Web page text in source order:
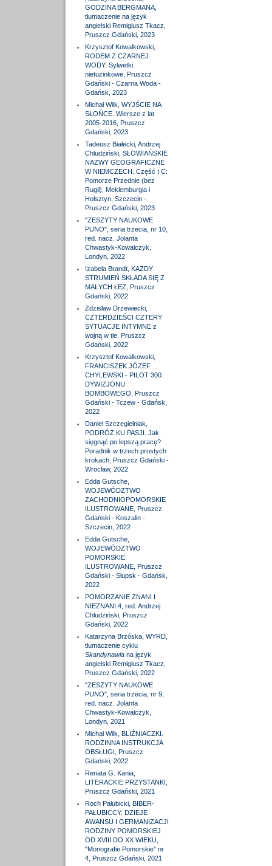
GODZINA BERGMANA,
tłumaczenie na język
angielski Remigiusz Tkacz,
Pruszcz Gdański, 2023
Krzysztof Kowalkowski,
RODEM Z CZARNEJ
WODY. Sylwetki
nietuzinkowe, Pruszcz
Gdański - Czarna Woda -
Gdańsk, 2023
Michał Wilk, WYJŚCIE NA
SŁOŃCE. Wiersze z lat
2005-2016, Pruszcz
Gdański, 2023
Tadeusz Białecki, Andrzej
Chludziński, SŁOWIAŃSKIE
NAZWY GEOGRAFICZNE
W NIEMCZECH. Część I C:
Pomorze Przednie (bez
Rugii), Meklemburgia i
Holsztyn, Szczecin -
Pruszcz Gdański, 2023
"ZESZYTY NAUKOWE
PUNO", seria trzecia, nr 10,
red. nacz. Jolanta
Chwastyk-Kowalczyk,
Londyn, 2022
Izabela Brandt, KAŻDY
STRUMIEŃ SKŁADA SIĘ Z
MAŁYCH ŁEZ, Pruszcz
Gdański, 2022
Zdzisław Drzewiecki,
CZTERDZIEŚCI CZTERY
SYTUACJE INTYMNE z
wojną w tle, Pruszcz
Gdański, 2022
Krzysztof Kowalkowski,
FRANCISZEK JÓZEF
CHYLEWSKI - PILOT 300.
DYWIZJONU
BOMBOWEGO, Pruszcz
Gdański - Tczew - Gdańsk,
2022
Daniel Szczegielniak,
PODRÓŻ KU PASJI. Jak
sięgnąć po lepszą pracę?
Poradnik w trzech prostych
krokach, Pruszcz Gdański -
Wrocław, 2022
Edda Gutsche,
WOJEWÓDZTWO
ZACHODNIOPOMORSKIE
ILUSTROWANE, Pruszcz
Gdański - Koszalin -
Szczecin, 2022
Edda Gutsche,
WOJEWÓDZTWO
POMORSKIE
ILUSTROWANE, Pruszcz
Gdański - Słupsk - Gdańsk,
2022
POMORZANIE ZNANI I
NIEZNANI 4, red. Andrzej
Chludziński, Pruszcz
Gdański, 2022
Katarzyna Brzóska, WYRD,
tłumaczenie cyklu
Skandynawiana język
angielski Remigiusz Tkacz,
Pruszcz Gdański, 2022
"ZESZYTY NAUKOWE
PUNO", seria trzecia, nr 9,
red. nacz. Jolanta
Chwastyk-Kowalczyk,
Londyn, 2021
Michał Wilk, BLIŹNIACZKI.
RODZINNA INSTRUKCJA
OBSŁUGI, Pruszcz
Gdański, 2022
Renata G. Kania,
LITERACKIE PRZYSTANKI,
Pruszcz Gdański, 2021
Roch Pałubicki, BIBER-
PAŁUBICCY. DZIEJE
AWANSU I GERMANIZACJI
RODZINY POMORSKIEJ
OD XVIII DO XX WIEKU,
"Monografie Pomorskie" nr
4, Pruszcz Gdański, 2021